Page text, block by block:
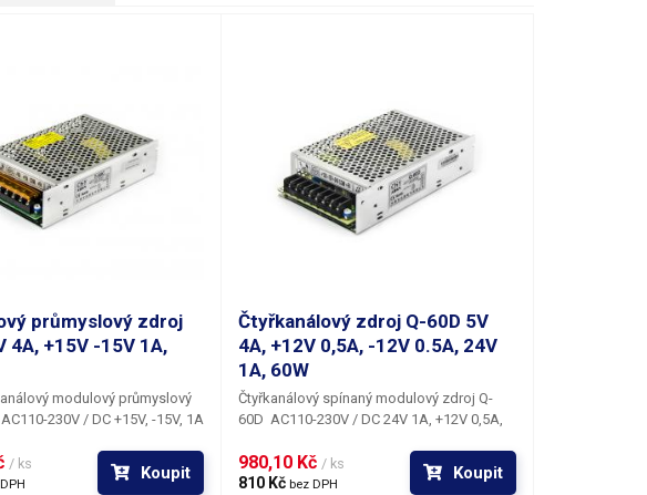
průmyslový zdroj
4A, +15V -15V 1A,
modulový průmyslový
230V / DC +15V, -15V, 1A
, pro vestavbu, či do
Tento průmyslový zdroj
/ ks Koupit
Čtyřkanálový zdroj Q-60D 5V
4A, +12V 0,5A, -12V 0.5A, 24V
1A, 60W
Čtyřkanálový spínaný modulový zdroj Q-
60D AC110-230V / DC 24V 1A, +12V 0,5A,
celkového příkonu
zdroj nabízí hned
dvě 12V větve, z
980,10 Kč / ks
810 Kč bez DPH
Koupit